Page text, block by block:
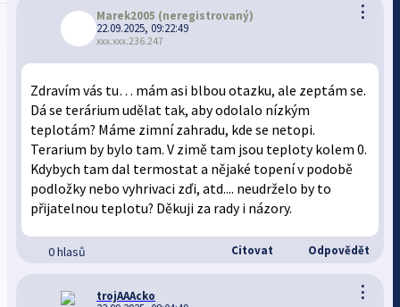
⋮
Marek2005 (neregistrovaný)
22.09.2025, 09:22:49
xxx.xxx.236.247
Zdravím vás tu… mám asi blbou otazku, ale zeptám se.
Dá se terárium udělat tak, aby odolalo nízkým
teplotám? Máme zimní zahradu, kde se netopi.
Terarium by bylo tam. V zimě tam jsou teploty kolem 0.
Kdybych tam dal termostat a nějaké topení v podobě
podložky nebo vyhrivaci zďi, atd.... neudrželo by to
přijatelnou teplotu? Děkuji za rady i názory.
0 hlasů Citovat Odpovědět
⋮
trojAAAcko